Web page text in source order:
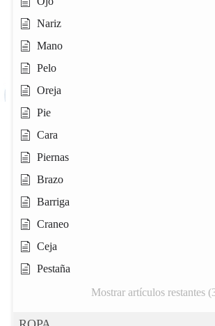
Nariz
Mano
Pelo
Oreja
Pie
Cara
Piernas
Brazo
Barriga
Craneo
Ceja
Pestaña
Mostrar artículos restantes